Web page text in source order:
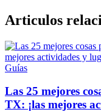
Articulos
Guías
Las 25 mejores
TX: ¡las mejores